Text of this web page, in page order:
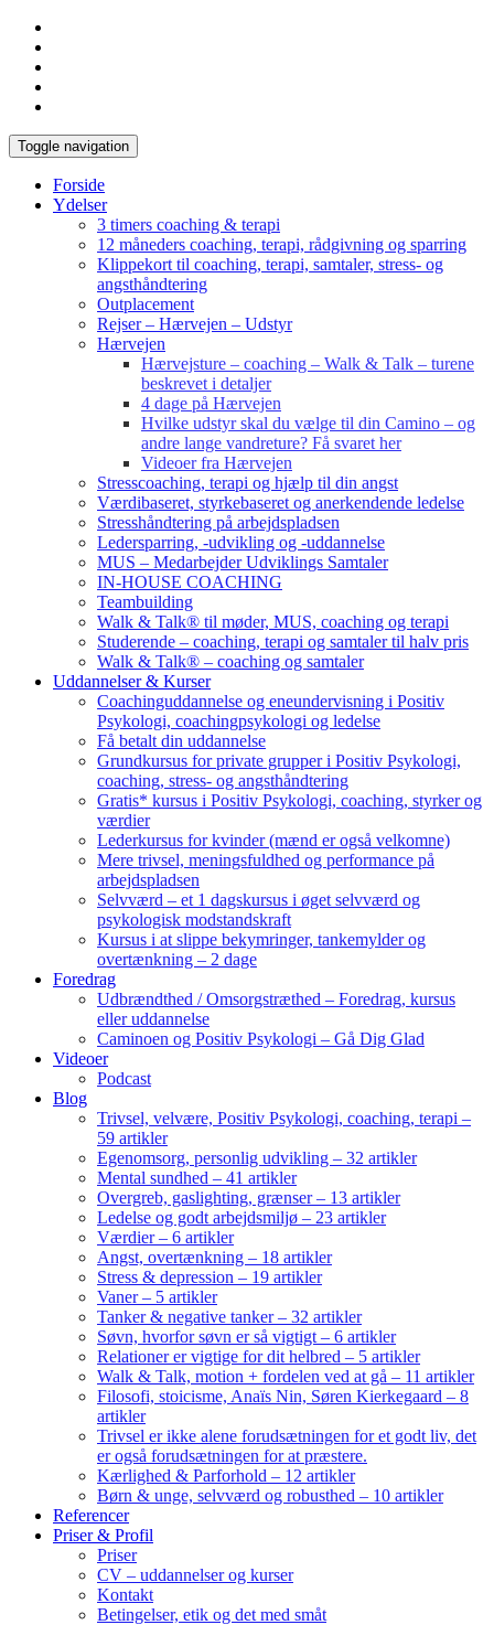
Toggle navigation
Forside
Ydelser
3 timers coaching & terapi
12 måneders coaching, terapi, rådgivning og sparring
Klippekort til coaching, terapi, samtaler, stress- og
angsthåndtering
Outplacement
Rejser – Hærvejen – Udstyr
Hærvejen
Hærvejsture – coaching – Walk & Talk – turene
beskrevet i detaljer
4 dage på Hærvejen
Hvilke udstyr skal du vælge til din Camino – og
andre lange vandreture? Få svaret her
Videoer fra Hærvejen
Stresscoaching, terapi og hjælp til din angst
Værdibaseret, styrkebaseret og anerkendende ledelse
Stresshåndtering på arbejdspladsen
Ledersparring, -udvikling og -uddannelse
MUS – Medarbejder Udviklings Samtaler
IN-HOUSE COACHING
Teambuilding
Walk & Talk® til møder, MUS, coaching og terapi
Studerende – coaching, terapi og samtaler til halv pris
Walk & Talk® – coaching og samtaler
Uddannelser & Kurser
Coachinguddannelse og eneundervisning i Positiv
Psykologi, coachingpsykologi og ledelse
Få betalt din uddannelse
Grundkursus for private grupper i Positiv Psykologi,
coaching, stress- og angsthåndtering
Gratis* kursus i Positiv Psykologi, coaching, styrker og
værdier
Lederkursus for kvinder (mænd er også velkomne)
Mere trivsel, meningsfuldhed og performance på
arbejdspladsen
Selvværd – et 1 dagskursus i øget selvværd og
psykologisk modstandskraft
Kursus i at slippe bekymringer, tankemylder og
overtænkning – 2 dage
Foredrag
Udbrændthed / Omsorgstræthed – Foredrag, kursus
eller uddannelse
Caminoen og Positiv Psykologi – Gå Dig Glad
Videoer
Podcast
Blog
Trivsel, velvære, Positiv Psykologi, coaching, terapi –
59 artikler
Egenomsorg, personlig udvikling – 32 artikler
Mental sundhed – 41 artikler
Overgreb, gaslighting, grænser – 13 artikler
Ledelse og godt arbejdsmiljø – 23 artikler
Værdier – 6 artikler
Angst, overtænkning – 18 artikler
Stress & depression – 19 artikler
Vaner – 5 artikler
Tanker & negative tanker – 32 artikler
Søvn, hvorfor søvn er så vigtigt – 6 artikler
Relationer er vigtige for dit helbred – 5 artikler
Walk & Talk, motion + fordelen ved at gå – 11 artikler
Filosofi, stoicisme, Anaïs Nin, Søren Kierkegaard – 8
artikler
Trivsel er ikke alene forudsætningen for et godt liv, det
er også forudsætningen for at præstere.
Kærlighed & Parforhold – 12 artikler
Børn & unge, selvværd og robusthed – 10 artikler
Referencer
Priser & Profil
Priser
CV – uddannelser og kurser
Kontakt
Betingelser, etik og det med småt